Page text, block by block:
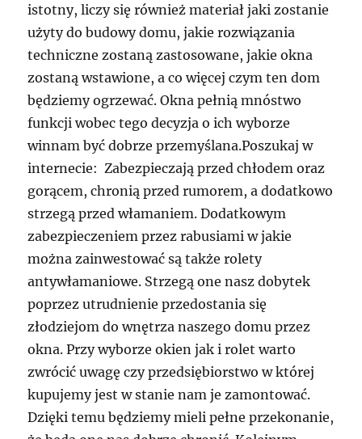
istotny, liczy się również materiał jaki zostanie
użyty do budowy domu, jakie rozwiązania
techniczne zostaną zastosowane, jakie okna
zostaną wstawione, a co więcej czym ten dom
będziemy ogrzewać. Okna pełnią mnóstwo
funkcji wobec tego decyzja o ich wyborze
winnam być dobrze przemyślana.Poszukaj w
internecie: Zabezpieczają przed chłodem oraz
gorącem, chronią przed rumorem, a dodatkowo
strzegą przed włamaniem. Dodatkowym
zabezpieczeniem przez rabusiami w jakie
można zainwestować są także rolety
antywłamaniowe. Strzegą one nasz dobytek
poprzez utrudnienie przedostania się
złodziejom do wnętrza naszego domu przez
okna. Przy wyborze okien jak i rolet warto
zwrócić uwagę czy przedsiębiorstwo w której
kupujemy jest w stanie nam je zamontować.
Dzięki temu będziemy mieli pełne przekonanie,